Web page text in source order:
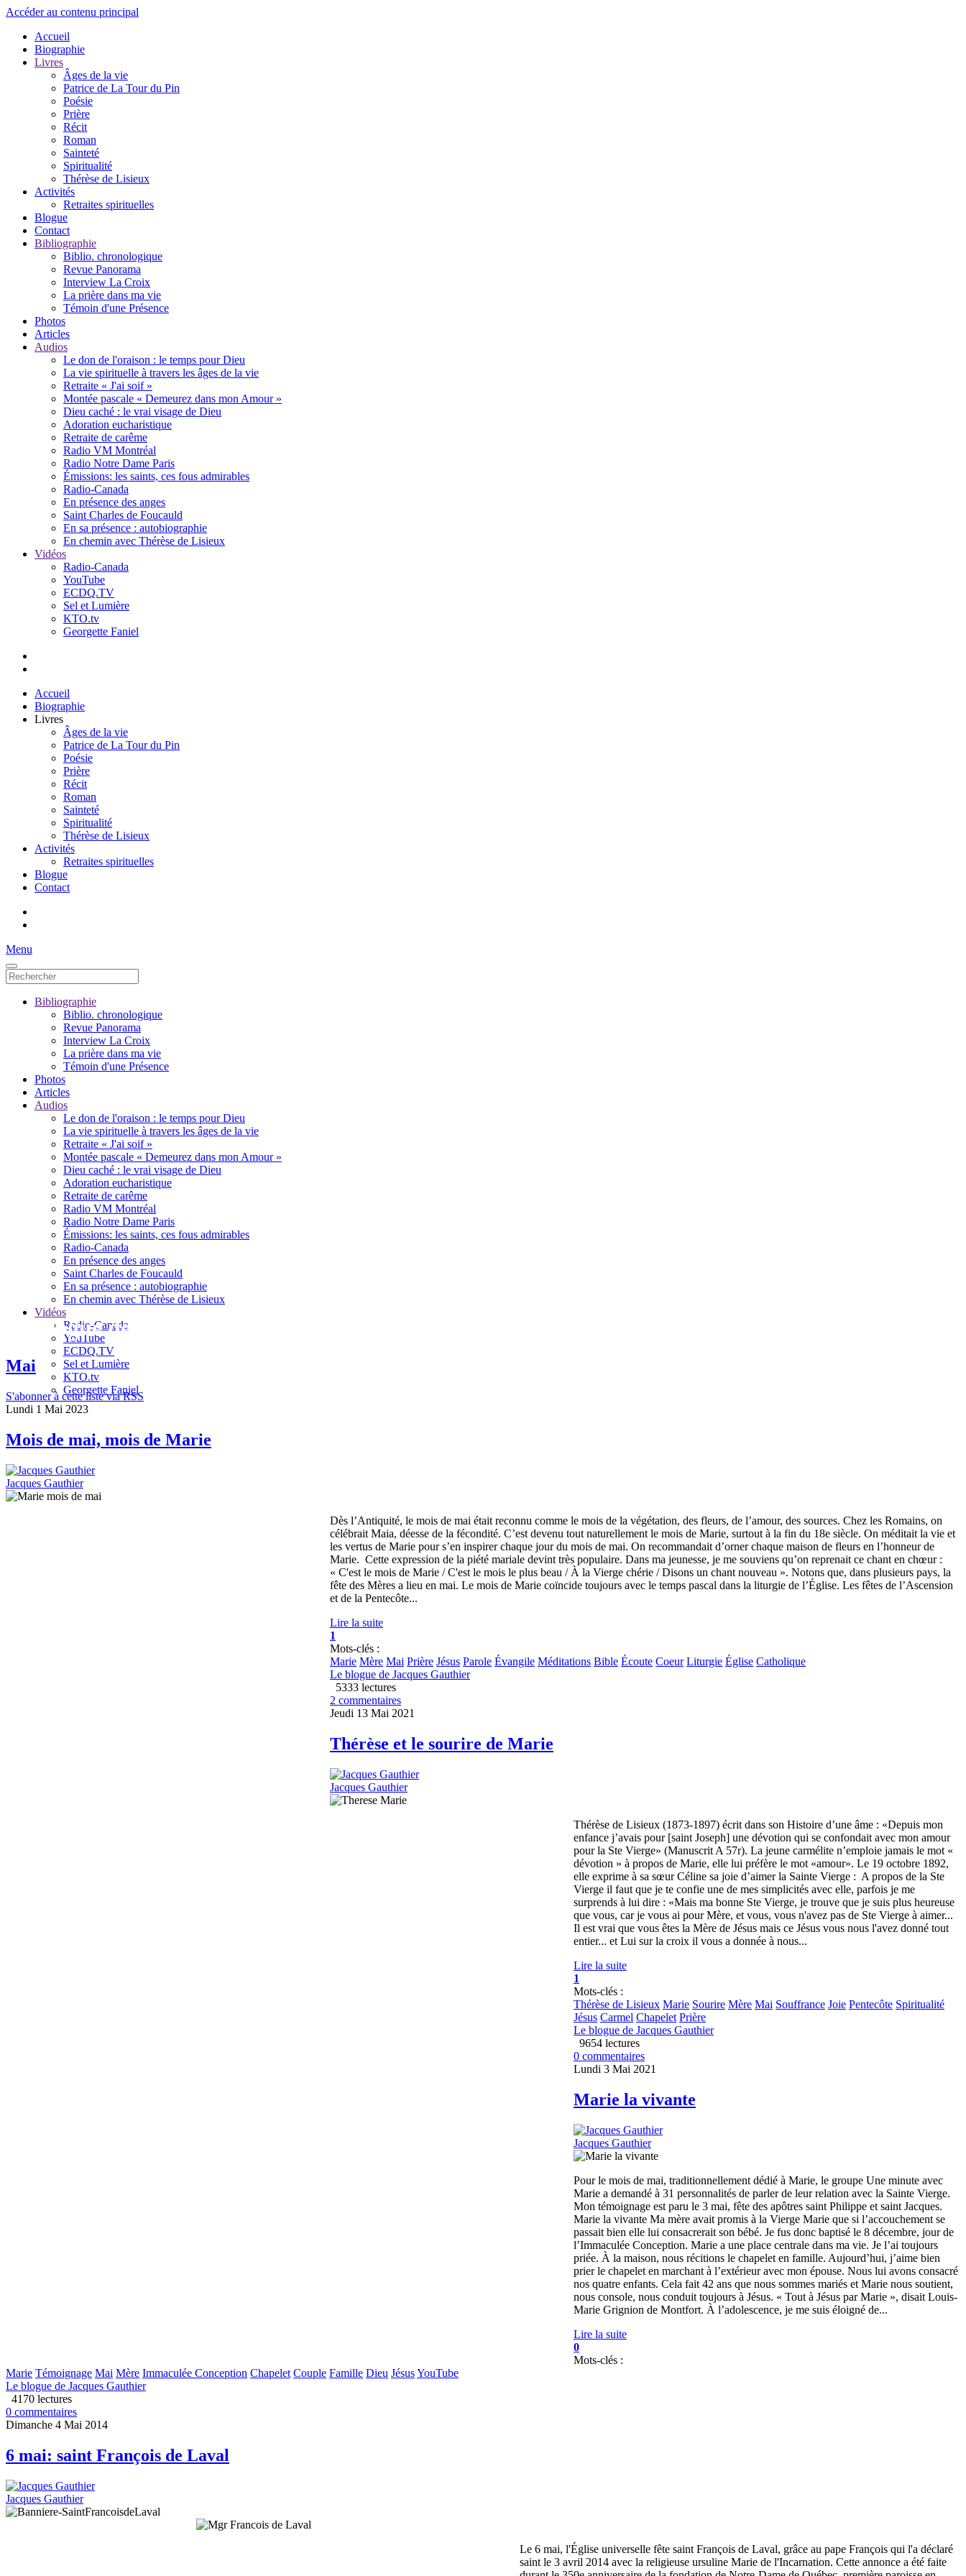
Accéder au contenu principal
Accueil
Biographie
Livres
Âges de la vie
Patrice de La Tour du Pin
Poésie
Prière
Récit
Roman
Sainteté
Spiritualité
Thérèse de Lisieux
Activités
Retraites spirituelles
Blogue
Contact
Bibliographie
Biblio. chronologique
Revue Panorama
Interview La Croix
La prière dans ma vie
Témoin d'une Présence
Photos
Articles
Audios
Le don de l'oraison : le temps pour Dieu
La vie spirituelle à travers les âges de la vie
Retraite « J'ai soif »
Montée pascale « Demeurez dans mon Amour »
Dieu caché : le vrai visage de Dieu
Adoration eucharistique
Retraite de carême
Radio VM Montréal
Radio Notre Dame Paris
Émissions: les saints, ces fous admirables
Radio-Canada
En présence des anges
Saint Charles de Foucauld
En sa présence : autobiographie
En chemin avec Thérèse de Lisieux
Vidéos
Radio-Canada
YouTube
ECDQ.TV
Sel et Lumière
KTO.tv
Georgette Faniel
Accueil
Biographie
Livres
Âges de la vie
Patrice de La Tour du Pin
Poésie
Prière
Récit
Roman
Sainteté
Spiritualité
Thérèse de Lisieux
Activités
Retraites spirituelles
Blogue
Contact
Menu
Bibliographie
Biblio. chronologique
Revue Panorama
Interview La Croix
La prière dans ma vie
Témoin d'une Présence
Photos
Articles
Audios
Le don de l'oraison : le temps pour Dieu
La vie spirituelle à travers les âges de la vie
Retraite « J'ai soif »
Montée pascale « Demeurez dans mon Amour »
Dieu caché : le vrai visage de Dieu
Adoration eucharistique
Retraite de carême
Radio VM Montréal
Radio Notre Dame Paris
Émissions: les saints, ces fous admirables
Radio-Canada
En présence des anges
Saint Charles de Foucauld
En sa présence : autobiographie
En chemin avec Thérèse de Lisieux
Vidéos
Radio-Canada
YouTube
ECDQ.TV
Sel et Lumière
KTO.tv
Georgette Faniel
Le blogue de Jacques Gauthier
Mai
S'abonner à cette liste via RSS
Lundi 1 Mai 2023
Mois de mai, mois de Marie
Jacques Gauthier
Dès l’Antiquité, le mois de mai était reconnu comme le mois de la végétation, des fleurs, de l’amour, des sources. Chez les Romains, on
célébrait Maia, déesse de la fécondité. C’est devenu tout naturellement le mois de Marie, surtout à la fin du 18e siècle. On méditait la vie et
les vertus de Marie pour s’en inspirer chaque jour du mois de mai. On recommandait d’orner chaque maison de fleurs en l’honneur de
Marie. Cette expression de la piété mariale devint très populaire. Dans ma jeunesse, je me souviens qu’on reprenait ce chant en chœur :
« C'est le mois de Marie / C'est le mois le plus beau / À la Vierge chérie / Disons un chant nouveau ». Notons que, dans plusieurs pays, la
fête des Mères a lieu en mai. Le mois de Marie coïncide toujours avec le temps pascal dans la liturgie de l’Église. Les fêtes de l’Ascension
et de la Pentecôte...
Lire la suite
1
Mots-clés :
Marie Mère Mai Prière Jésus Parole Évangile Méditations Bible Écoute Coeur Liturgie Église Catholique
Le blogue de Jacques Gauthier
5333 lectures
2 commentaires
Jeudi 13 Mai 2021
Thérèse et le sourire de Marie
Jacques Gauthier
Thérèse de Lisieux (1873-1897) écrit dans son Histoire d’une âme : «Depuis mon
enfance j’avais pour [saint Joseph] une dévotion qui se confondait avec mon amour
pour la Ste Vierge» (Manuscrit A 57r). La jeune carmélite n’emploie jamais le mot «
dévotion » à propos de Marie, elle lui préfère le mot «amour». Le 19 octobre 1892,
elle exprime à sa sœur Céline sa joie d’aimer la Sainte Vierge : A propos de la Ste
Vierge il faut que je te confie une de mes simplicités avec elle, parfois je me
surprends à lui dire : «Mais ma bonne Ste Vierge, je trouve que je suis plus heureuse
que vous, car je vous ai pour Mère, et vous, vous n'avez pas de Ste Vierge à aimer...
Il est vrai que vous êtes la Mère de Jésus mais ce Jésus vous nous l'avez donné tout
entier... et Lui sur la croix il vous a donnée à nous...
Lire la suite
1
Mots-clés :
Thérèse de Lisieux Marie Sourire Mère Mai Souffrance Joie Pentecôte Spiritualité
Jésus Carmel Chapelet Prière
Le blogue de Jacques Gauthier
9654 lectures
0 commentaires
Lundi 3 Mai 2021
Marie la vivante
Jacques Gauthier
Pour le mois de mai, traditionnellement dédié à Marie, le groupe Une minute avec
Marie a demandé à 31 personnalités de parler de leur relation avec la Sainte Vierge.
Mon témoignage est paru le 3 mai, fête des apôtres saint Philippe et saint Jacques.
Marie la vivante Ma mère avait promis à la Vierge Marie que si l’accouchement se
passait bien elle lui consacrerait son bébé. Je fus donc baptisé le 8 décembre, jour de
l’Immaculée Conception. Marie a une place centrale dans ma vie. Je l’ai toujours
priée. À la maison, nous récitions le chapelet en famille. Aujourd’hui, j’aime bien
prier le chapelet en marchant à l’extérieur avec mon épouse. Nous lui avons consacré
nos quatre enfants. Cela fait 42 ans que nous sommes mariés et Marie nous soutient,
nous console, nous conduit toujours à Jésus. « Tout à Jésus par Marie », disait Louis-
Marie Grignion de Montfort. À l’adolescence, je me suis éloigné de...
Lire la suite
0
Mots-clés :
Marie Témoignage Mai Mère Immaculée Conception Chapelet Couple Famille Dieu JésusYouTube
Le blogue de Jacques Gauthier
4170 lectures
0 commentaires
Dimanche 4 Mai 2014
6 mai: saint François de Laval
Jacques Gauthier
Le 6 mai, l'Église universelle fête saint François de Laval, grâce au pape François qui l'a déclaré
saint le 3 avril 2014 avec la religieuse ursuline Marie de l'Incarnation. Cette annonce a été faite